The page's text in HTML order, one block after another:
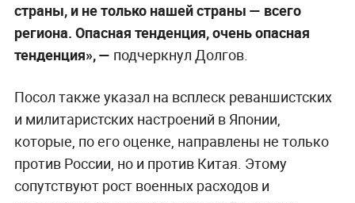
страны, и не только нашей страны — всего
региона. Опасная тенденция, очень опасная
тенденция», — подчеркнул Долгов.
Посол также указал на всплеск реваншистских
и милитаристских настроений в Японии,
которые, по его оценке, направлены не только
против России, но и против Китая. Этому
сопутствуют рост военных расходов и